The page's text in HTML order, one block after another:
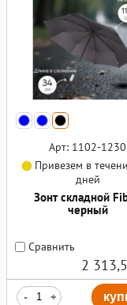
Арт: 1102-1230
Привезем в
дней
Зонт складной
черный
Сравнить
2
- +